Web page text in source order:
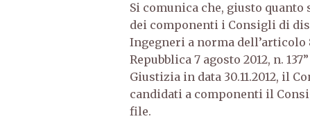
Si comunica che, giusto
dei componenti i Consigli di
Ingegneri a norma dell’articolo
Repubblica 7 agosto 2012, n.
Giustizia in data 30.11.2012, il
candidati a componenti il
file.